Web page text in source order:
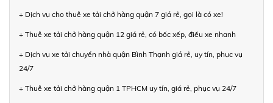
+ Dịch vụ cho thuê xe tải chở hàng quận 7 giá rẻ, gọi là có xe!
+ Thuê xe tải chở hàng quận 12 giá rẻ, có bốc xếp, điều xe nhanh
+ Dịch vụ xe tải chuyển nhà quận Bình Thạnh giá rẻ, uy tín, phục vụ
24/7
+ Thuê xe tải chở hàng quận 1 TPHCM uy tín, giá rẻ, phục vụ 24/7